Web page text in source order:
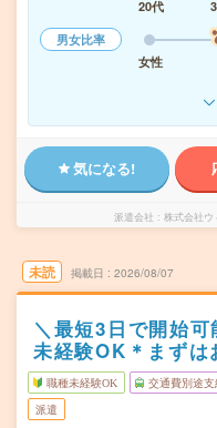
20代
男女比率
女性
気になる!
派遣会社 株式会社
未読 掲載日 2026/08/07
＼最短3日で開始可
未経験OK＊まずは
職種未経験OK 交通費別途支
派遣